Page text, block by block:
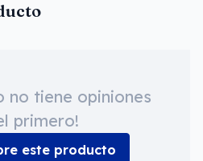
no tiene opiniones
primero!
este producto